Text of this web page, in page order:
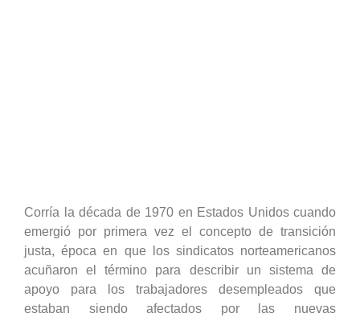
Corría la década de 1970 en Estados Unidos cuando
emergió por primera vez el concepto de transición
justa, época en que los sindicatos norteamericanos
acuñaron el término para describir un sistema de
apoyo para los trabajadores desempleados que
estaban siendo afectados por las nuevas